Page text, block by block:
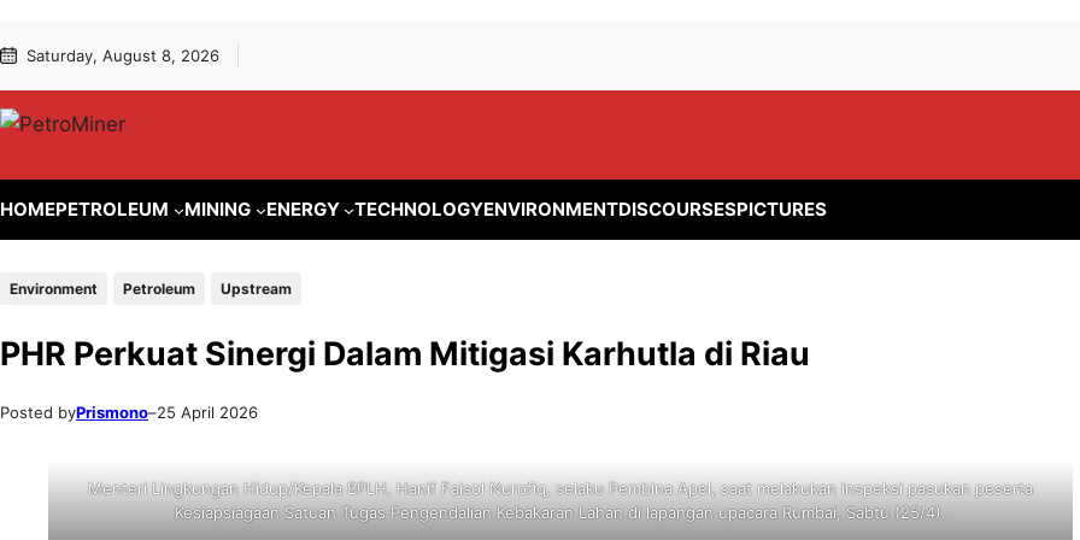
ke
to Saturday, August 8, 2026
HOMEPETROLEUM MINING ENERGY TECHNOLOGYENVIRONMENTDISCOURSESPICTURES
Environment Petroleum Upstream
PHR Perkuat Sinergi Dalam Mitigasi Karhutla di Riau
Posted byPrismono–25 April 2026
Menteri Lingkungan Hidup/Kepala BPLH, Hanif Faisol Nurofiq, selaku Pembina Apel, saat melakukan inspeksi pasukan peserta
Kesiapsiagaan Satuan Tugas Pengendalian Kebakaran Lahan di lapangan upacara Rumbai, Sabtu (25/4).